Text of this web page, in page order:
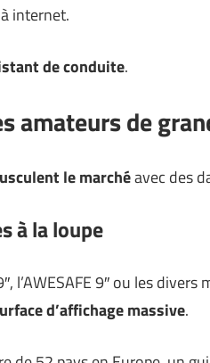
internet.
de conduite.
amateurs de
le marchéavec des
à la loupe
9″ ou les divers
d’affichage massive.